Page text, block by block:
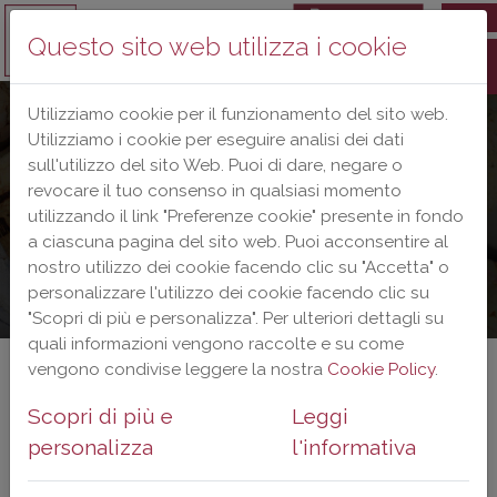
2024
Questo sito web utilizza i cookie
Utilizziamo cookie per il funzionamento del sito web.
Utilizziamo i cookie per eseguire analisi dei dati
sull'utilizzo del sito Web. Puoi di dare, negare o
revocare il tuo consenso in qualsiasi momento
utilizzando il link "Preferenze cookie" presente in fondo
a ciascuna pagina del sito web. Puoi acconsentire al
nostro utilizzo dei cookie facendo clic su "Accetta" o
personalizzare l'utilizzo dei cookie facendo clic su
"Scopri di più e personalizza". Per ulteriori dettagli su
quali informazioni vengono raccolte e su come
vengono condivise leggere la nostra Cookie Policy.
Scopri di più e
personalizza
Leggi
l'informativa